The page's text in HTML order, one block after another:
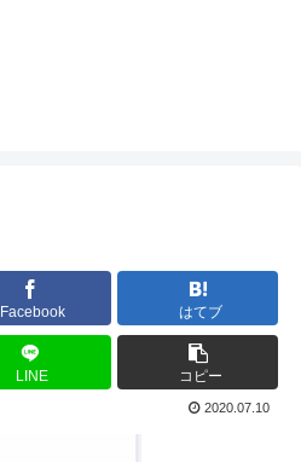
Facebook はてブ
LINE コピー
2020.07.10